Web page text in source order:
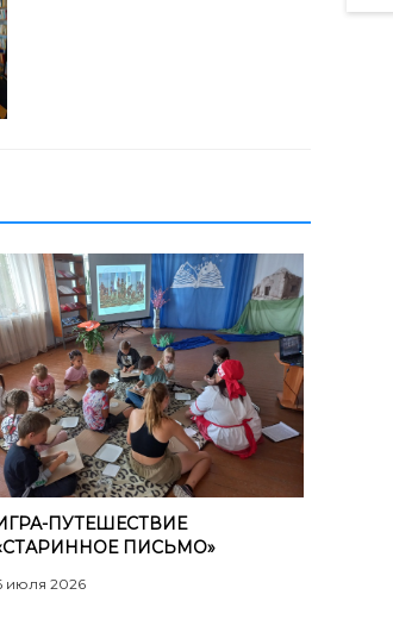
ПУТЕШЕСТВИЕ
ПИСЬМО»
июля 2026